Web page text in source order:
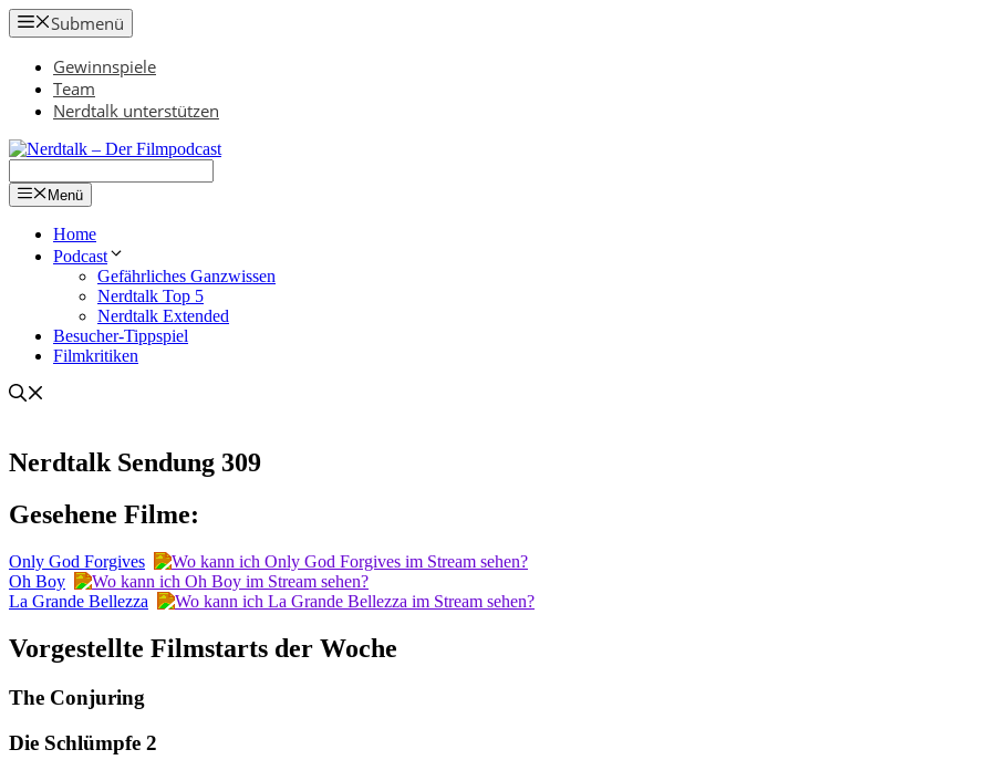
Zum
Inhalt
springen
Submenü
Gewinnspiele
Team
Nerdtalk unterstützen
Menü
Home
Podcast
Gefährliches Ganzwissen
Nerdtalk Top 5
Nerdtalk Extended
Besucher-Tippspiel
Filmkritiken
Nerdtalk Sendung 309
Gesehene Filme:
Only God Forgives
Oh Boy
La Grande Bellezza
Vorgestellte Filmstarts der Woche
The Conjuring
Die Schlümpfe 2